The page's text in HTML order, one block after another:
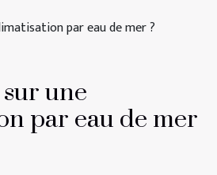
par eau de mer ?
une
par eau de mer